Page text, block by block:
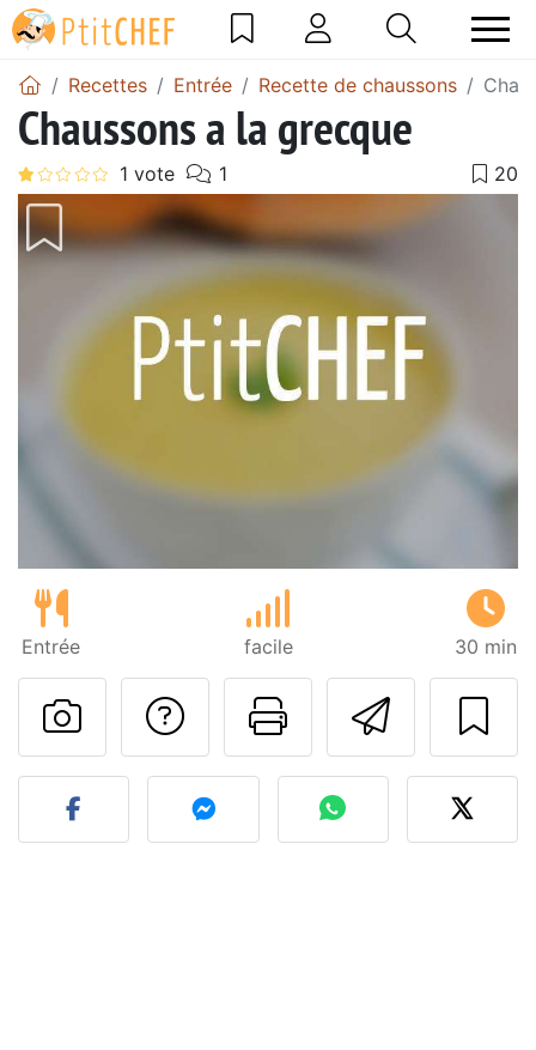
Recettes Entrée Recette de chaussons
Chaussons a la grecque
Entrée facile 30 min
Imprimer
Poser une
Publier votre photo de